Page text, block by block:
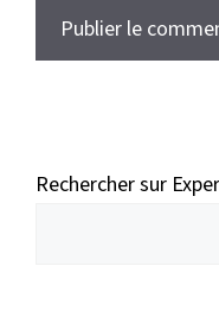
Rechercher sur